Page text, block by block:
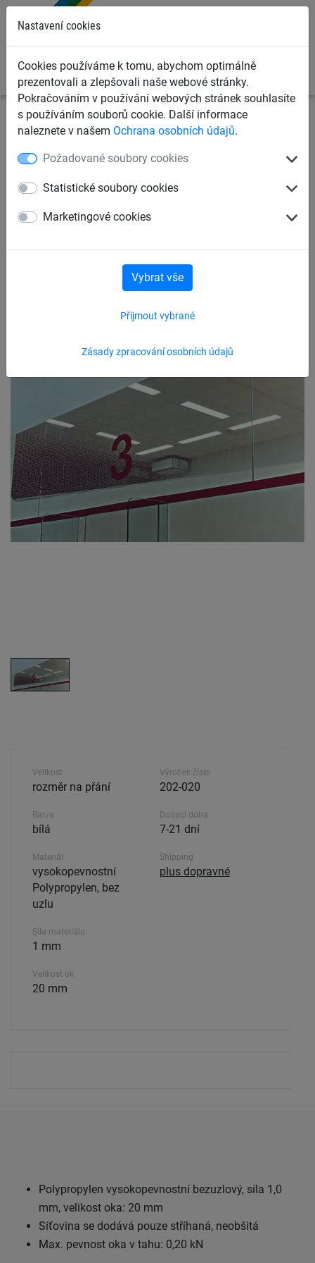
Nastavení cookies
Cookies používáme k tomu, abychom optimálně
prezentovali a zlepšovali naše webové stránky.
Pokračováním v používání webových stránek souhlasíte
s používáním souborů cookie. Další informace
naleznete v našem Ochrana osobních údajů.
Požadované soubory cookies
Statistické soubory cookies
Marketingové cookies
Zásady zpracování osobních údajů
Přijmout vybrané
Vybrat vše
Sportovní sítě Sítě pro ostatní sporty Sítě na squash
Ochranná síť bezuzlová PP 1
mm, oko 20 mm
Velikost
rozměr na přání
Barva
bílá
Materiál
vysokopevnostní
Polypropylen, bez
uzlu
Síla materiálu
1 mm
Velikost ok
20 mm
Výrobek číslo
202-020
Dodací doba.
7-21 dní
Shipping
plus dopravné
Polypropylen vysokopevnostní bezuzlový, síla 1,0
mm, velikost oka: 20 mm
Síťovina se dodává pouze stříhaná, neobšitá
Max. pevnost oka v tahu: 0,20 kN